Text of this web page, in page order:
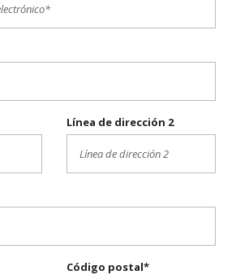
Línea de dirección 2
Código postal*